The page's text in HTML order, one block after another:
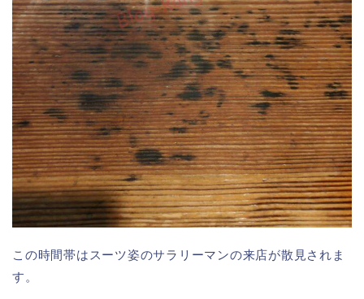
この時間帯はスーツ姿のサラリーマンの来店が散見されま
す。